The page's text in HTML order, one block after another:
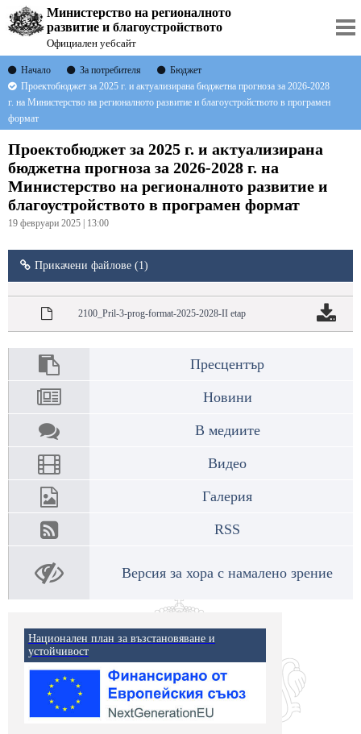
Министерство на регионалното
развитие и благоустройството
Официален уебсайт
Начало За потребителя
Бюджет
Проектобюджет за 2025 г. и актуализирана бюджетна прогноза за 2026-2028
г. на Министерство на регионалното развитие и благоустройството в програмен
формат
Проектобюджет за 2025 г. и актуализирана
бюджетна прогноза за 2026-2028 г. на
Министерство на регионалното развитие и
благоустройството в програмен формат
19 февруари 2025 | 13:00
Прикачени файлове (1)
2100_Pril-3-prog-format-2025-2028-II etap
Пресцентър
Новини
В медиите
Видео
Галерия
RSS
Версия за хора с намалено зрение
Национален план за възстановяване и
устойчивост